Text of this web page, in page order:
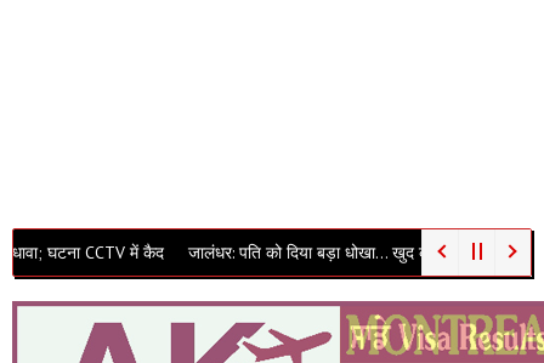
में कैद जालंधर: पति को दिया बड़ा धोखा… खुद को ‘कुंवारी’ बताकर पासपोर्ट